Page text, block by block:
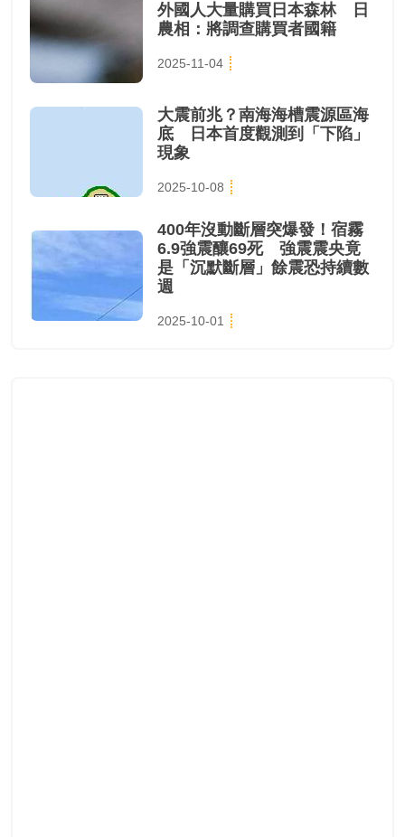
外國人大量購買日本森林 日
農相：將調查購買者國籍
2025-11-04
大震前兆？南海海槽震源區海
底 日本首度觀測到「下陷」
現象
2025-10-08
400年沒動斷層突爆發！宿霧
6.9強震釀69死 強震震央竟
是「沉默斷層」餘震恐持續數
週
2025-10-01